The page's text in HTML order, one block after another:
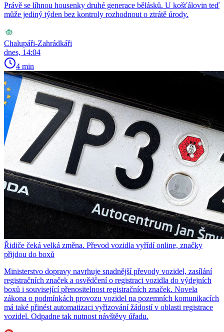
Právě se líhnou housenky druhé generace bělásků. U košťálovin teď
může jediný týden bez kontroly rozhodnout o ztrátě úrody.
Chalupáři-Zahrádkáři
dnes, 14:04
4 min
Řidiče čeká velká změna. Převod vozidla vyřídí online, značky
přijdou do boxů
Ministerstvo dopravy navrhuje snadnější převody vozidel, zasílání
registračních značek a osvědčení o registraci vozidla do výdejních
boxů i související přenositelnost registračních značek. Novela
zákona o podmínkách provozu vozidel na pozemních komunikacích
má také přinést automatizaci vyřizování žádostí v oblasti registrace
vozidel. Odpadne tak nutnost návštěvy úřadu.